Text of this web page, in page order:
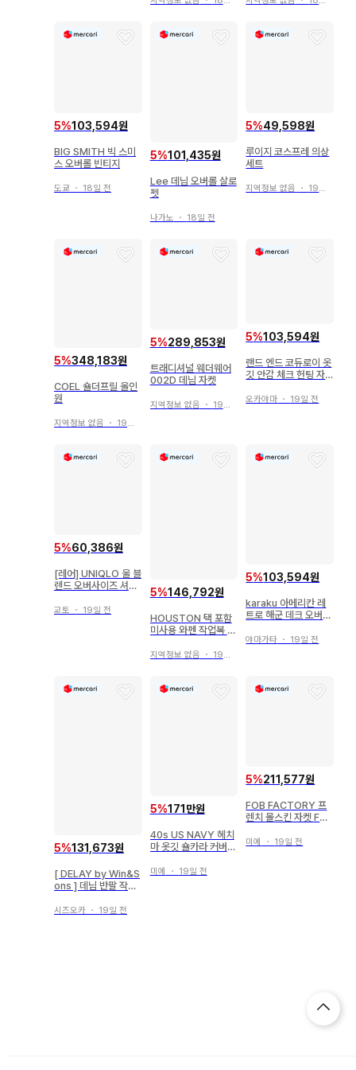
5%103,594원
BIG SMITH 빅 스미
스 오버롤 빈티지
도쿄 ・ 18일 전
5%101,435원
Lee 데님 오버롤 살로
펫
나가노 ・ 18일 전
5%49,598원
루이지 코스프레 의상
세트
지역정보 없음 ・ 19일 전
5%348,183원
COEL 숄더프릴 올인
원
지역정보 없음 ・ 19일 전
5%289,853원
트래디셔널 웨더웨어
002D 데님 자켓
지역정보 없음 ・ 19일 전
5%103,594원
랜드 엔드 코듀로이 옷
깃 안감 체크 헌팅 자
오카야마 ・ 19일 전
5%60,386원
[레어] UNIQLO 울 블
렌드 오버사이즈 셔츠
교토 ・ 19일 전
5%146,792원
HOUSTON 택 포함
미사용 와펜 작업복 오
지역정보 없음 ・ 19일 전
5%103,594원
karaku 아메리칸 레
트로 해군 데크 오버
데님
야마가타 ・ 19일 전
5%131,673원
[ DELAY by Win&S
ons ] 데님 반팔 작업
시즈오카 ・ 19일 전
5%171만원
40s US NAVY 헤치
마 옷깃 숄카라 커버올
미에 ・ 19일 전
5%211,577원
FOB FACTORY 프
렌치 몰스킨 자켓 F23
미에 ・ 19일 전